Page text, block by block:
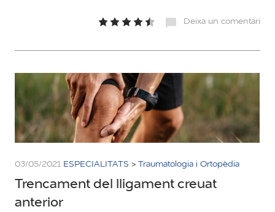
Deixa un comentari
03/05/2021 ESPECIALITATS > Traumatologia i Ortopèdia
Trencament del lligament creuat
anterior